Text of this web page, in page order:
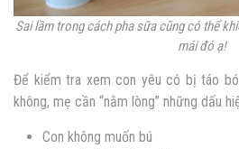
Sai lầm trong cách pha sữa cũng có thể
mái đó ạ!
Để kiểm tra xem con yêu có bị táo
không, mẹ cần “nằm lòng” những dấu
Con không muốn bú